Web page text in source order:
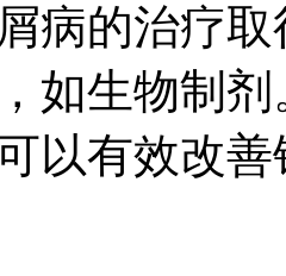
病的治疗
如生物制
以有效改